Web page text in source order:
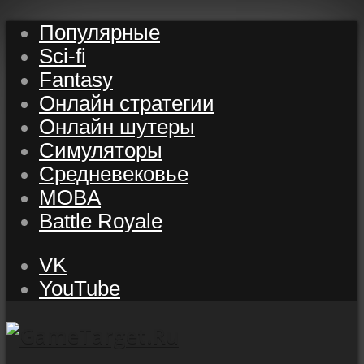
Популярные
Sci-fi
Fantasy
Онлайн стратегии
Онлайн шутеры
Симуляторы
Средневековье
MOBA
Battle Royale
VK
YouTube